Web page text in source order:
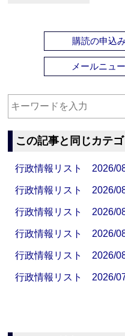
購読の申込
メールニュ
この記事と同じカテ
行政情報リスト 2026/
行政情報リスト 2026/
行政情報リスト 2026/
行政情報リスト 2026/
行政情報リスト 2026/
行政情報リスト 2026/